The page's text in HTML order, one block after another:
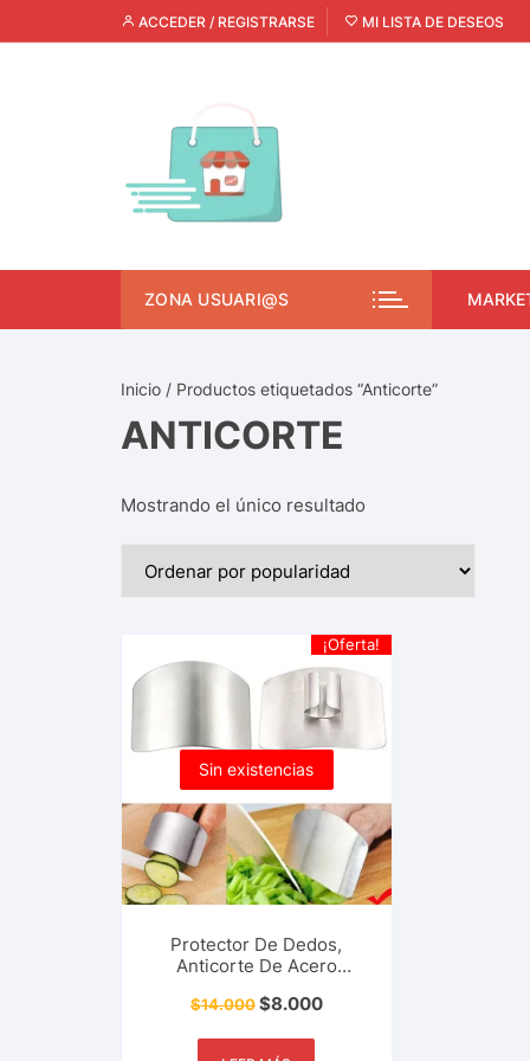
ACCEDER / REGISTRARSE MI LISTA DE DESEOS
ZONA USUARI@S
Inicio / Productos etiquetados “Anticorte”
ANTICORTE
Mostrando el único resultado
Sin existencias
¡Oferta!
Protector De Dedos,
Anticorte De Acero
De Cocina, Hogar Y Más
$14.000$8.000